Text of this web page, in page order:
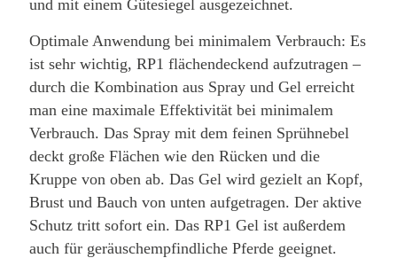
und mit einem Gütesiegel ausgezeichnet.
Optimale Anwendung bei minimalem Verbrauch: Es
ist sehr wichtig, RP1 flächendeckend aufzutragen –
durch die Kombination aus Spray und Gel erreicht
man eine maximale Effektivität bei minimalem
Verbrauch. Das Spray mit dem feinen Sprühnebel
deckt große Flächen wie den Rücken und die
Kruppe von oben ab. Das Gel wird gezielt an Kopf,
Brust und Bauch von unten aufgetragen. Der aktive
Schutz tritt sofort ein. Das RP1 Gel ist außerdem
auch für geräuschempfindliche Pferde geeignet.